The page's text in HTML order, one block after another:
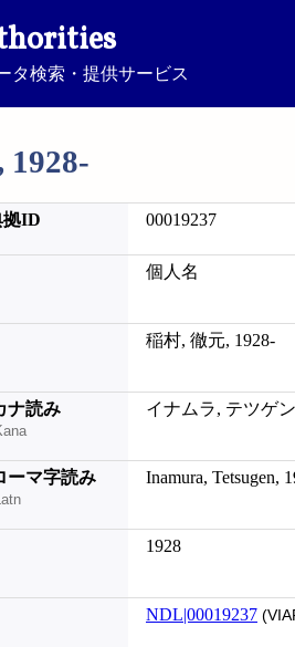
タ検索・提供サービス
1928-
拠ID 00019237
個人名
稲村, 徹元, 1928-
ナ読み イナムラ, テツゲ
ーマ字読み Inamura, Tetsugen,
1928
NDL|00019237